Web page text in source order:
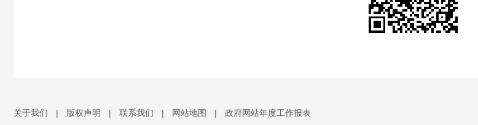
关于我们 | 版权声明 | 联系我们 | 网站地图 | 政府网站年度工作报表